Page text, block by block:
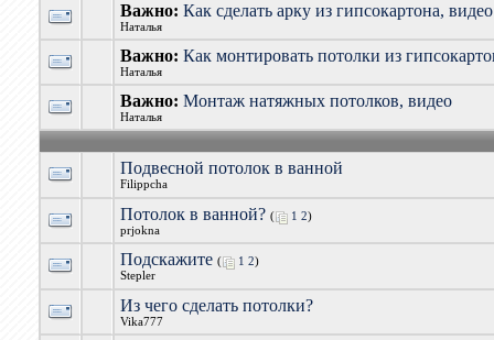
Важно: Как сделать арку из гипсокартона, видео
Наталья
Важно: Как монтировать потолки из
Наталья
Важно: Монтаж натяжных потолков, видео
Наталья
Подвесной потолок в ванной
Filippcha
Потолок в ванной? ( 1 2)
prjokna
Подскажите ( 1 2)
Stepler
Из чего сделать потолки?
Vika777